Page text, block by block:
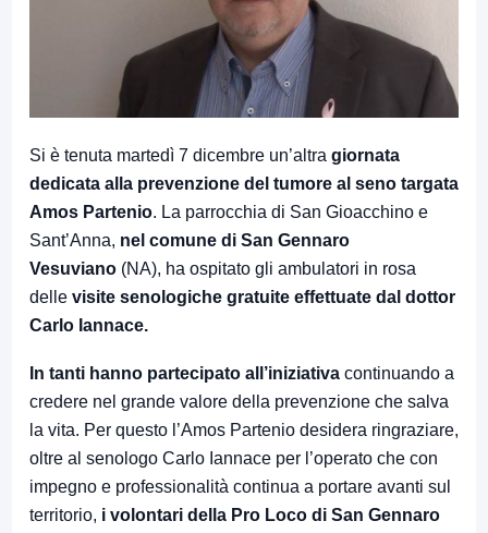
Si è tenuta martedì 7 dicembre un’altra giornata
dedicata alla prevenzione del tumore al seno targata
Amos Partenio. La parrocchia di San Gioacchino e
Sant’Anna, nel comune di San Gennaro
Vesuviano (NA), ha ospitato gli ambulatori in rosa
delle visite senologiche gratuite effettuate dal dottor
Carlo Iannace.
In tanti hanno partecipato all’iniziativa continuando a
credere nel grande valore della prevenzione che salva
la vita. Per questo l’Amos Partenio desidera ringraziare,
oltre al senologo Carlo Iannace per l’operato che con
impegno e professionalità continua a portare avanti sul
territorio, i volontari della Pro Loco di San Gennaro